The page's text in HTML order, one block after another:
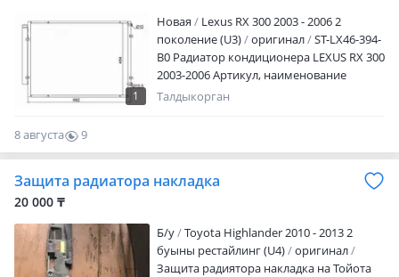
1
Новая
Lexus RX 300 2003 - 2006 2
поколение (U3)
оригинал
ST-LX46-394-
B0 Радиатор кондиционера LEXUS RX 300
2003-2006 Артикул, наименование
товара, марка модель авто, период
пт.09: 00 — 18: 00 Сб.10: 00 — 17: 00 Вс —
выходной
Талдыкорган
8 августа
9
0
Защита радиатора накладка
20 000 ₸
Б/y
Toyota Highlander 2010 - 2013 2
буыны рестайлинг (U4)
оригинал
Защита радиятора накладка на Тойота